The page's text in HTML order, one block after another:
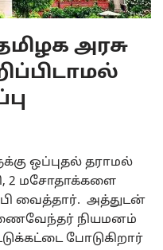
அரசு
ஒப்புதல் தராமல்
2 மசோதாக்களை
வைத்தார். அத்துடன்
நியமனம்
போடுகிறார்